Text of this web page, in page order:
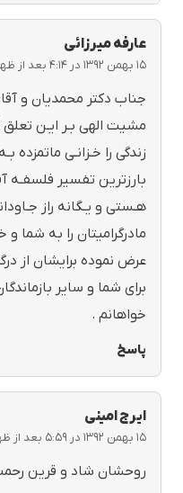
عارفه میرزائی
۱۵ بهمن ۱۳۹۲ در ۴:۱۴ بعد از ظهر
جناب دکتر محمدیان و
مشیت الهی بـر ایـن تعلق
زندگی را خـزانـی ماتمزده
بارزترین تفسیر فلسفـه
هـستی و یـگانه راز
مادرگرامیتان را به شما
عرض نموده برایشان از
برای شما و سایر
خواهانم .
پاسخ
ایرج امینی
۱۵ بهمن ۱۳۹۲ در ۵:۵۹ بعد از ظهر
روحشان شاد و قرین